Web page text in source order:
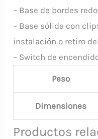
– Base de bordes
– Base sólida con
instalación o retiro
– Switch de
Peso
Dimensiones
Productos